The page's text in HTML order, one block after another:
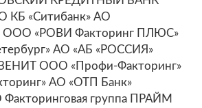
КБ «Ситибанк» АО
ООО «РОВИ Факторинг ПЛЮС»
АО «АБ «РОССИЯ»
ЗЕНИТ ООО «Профи-Факторинг»
АО «ОТП Банк»
группа ПРАЙМ